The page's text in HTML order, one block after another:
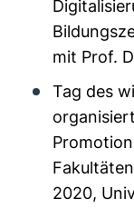
mit Prof.
Tag des
2020,